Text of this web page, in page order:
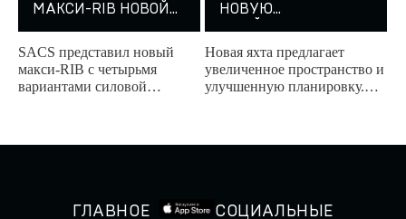
МАКСИ-RIB НОВОЙ
SACS представил новый
макси-RIB с четырьмя
вариантами силовой
НОВУЮ
SUPER
Новая яхта предлагает
увеличенное пространство и
улучшенную планировку.
ГЛАВНОЕ СОЦИАЛЬНЫЕ